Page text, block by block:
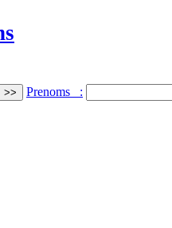
Prenoms :